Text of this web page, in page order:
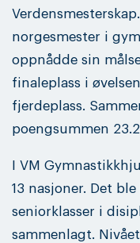
norgesmester i
oppnådde sin
finaleplass i
fjerdeplass.
poengsummen
I VM
13 nasjoner. Det
seniorklasser i
sammenlagt.